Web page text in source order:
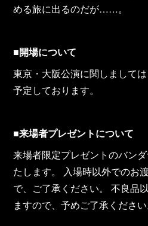
める旅に出るのだが……。
■開場について
東京・大阪公演に関しまして
予定しております。
■来場者プレゼントについて
来場者限定プレゼントのバン
たします。 入場時以外でのお
で、ご了承ください。 不良品
ますので、予めご了承ください